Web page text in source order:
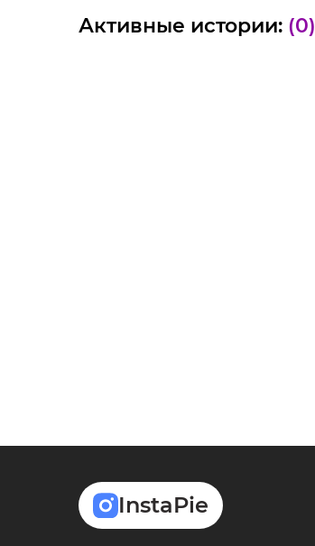
Активные истории: (0)
InstaPie